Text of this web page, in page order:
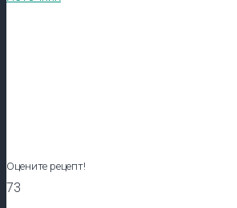
Оцените рецепт!
73